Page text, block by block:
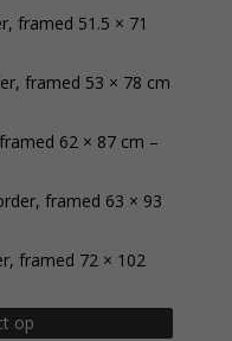
framed 51.5 × 71
framed 53 × 78 cm
62 × 87 cm –
framed 63 × 93
framed 72 × 102
op